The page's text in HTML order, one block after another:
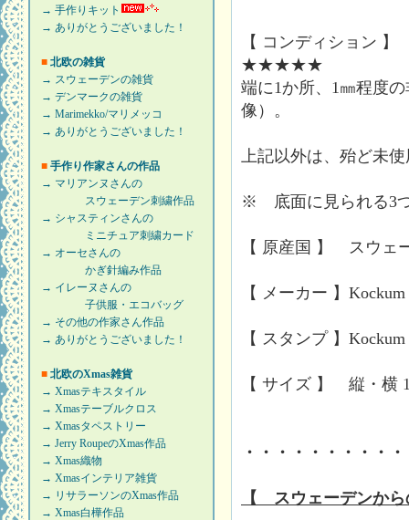
→ 手作りキット
→ ありがとうございました！
■ 北欧の雑貨
→ スウェーデンの雑貨
→ デンマークの雑貨
→ Marimekko/マリメッコ
→ ありがとうございました！
■ 手作り作家さんの作品
→ マリアンヌさんの
スウェーデン刺繍作品
→ シャスティンさんの
ミニチュア刺繍カード
→ オーセさんの
かぎ針編み作品
→ イレーヌさんの
子供服・エコバッグ
→ その他の作家さん作品
→ ありがとうございました！
■ 北欧のXmas雑貨
→ Xmasテキスタイル
→ Xmasテーブルクロス
→ Xmasタペストリー
→ Jerry RoupeのXmas作品
→ Xmas織物
→ Xmasインテリア雑貨
→ リサラーソンのXmas作品
→ Xmas白樺作品
【 コンディション 】
★★★★★
端に1か所、1㎜程度
像）。
上記以外は、殆ど未
※ 底面に見られる3
【 原産国 】 スウェ
【 メーカー 】Kockum
【 スタンプ 】
【 サイズ 】 縦・横
・・・・・・・・・
【 スウェーデンか